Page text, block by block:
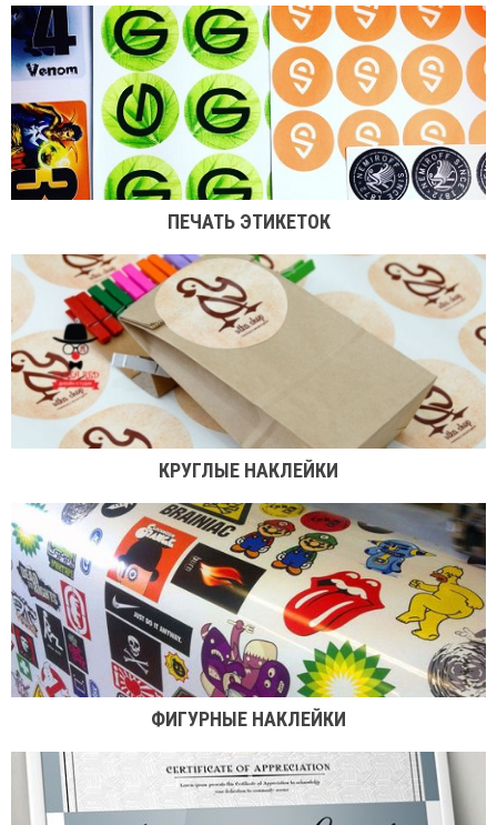
ПЕЧАТЬ ЭТИКЕТОК
КРУГЛЫЕ НАКЛЕЙКИ
ФИГУРНЫЕ НАКЛЕЙКИ